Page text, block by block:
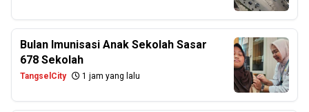
Bulan Imunisasi Anak Sekolah Sasar
678 Sekolah
TangselCity 1 jam yang lalu